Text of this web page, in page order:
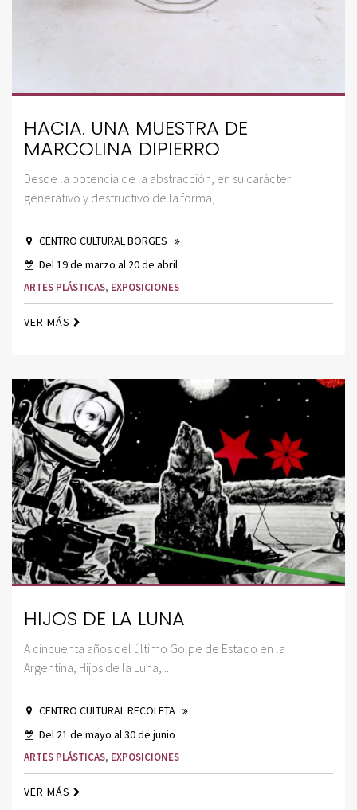
HACIA. UNA MUESTRA DE
MARCOLINA DIPIERRO
Desde la potencia de la abstracción, en su carácter
generativo y destructivo de la forma,...
CENTRO CULTURAL BORGES
Del 19 de marzo al 20 de abril
ARTES PLÁSTICAS, EXPOSICIONES
VER MÁS
HIJOS DE LA LUNA
A cincuenta años del último Golpe de Estado en la
Argentina, Hijos de la Luna,...
CENTRO CULTURAL RECOLETA
Del 21 de mayo al 30 de junio
ARTES PLÁSTICAS, EXPOSICIONES
VER MÁS